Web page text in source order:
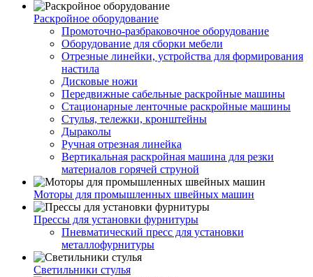
Раскройное оборудование
Промоточно-разбраковочное оборудование
Оборудование для сборки мебели
Отрезные линейки, устройства для формирования
настила
Дисковые ножи
Передвижные сабельные раскройные машины
Стационарные ленточные раскройные машины
Стулья, тележки, кронштейны
Дыраколы
Ручная отрезная линейка
Вертикальная раскройная машина для резки
материалов горячей струной
Моторы для промышленных швейных машин
Прессы для установки фурнитуры
Пневматический пресс для установки
металлофурнитуры
Светильники стулья